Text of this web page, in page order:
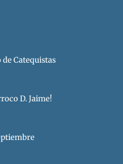
Catequistas
D. Jaime!